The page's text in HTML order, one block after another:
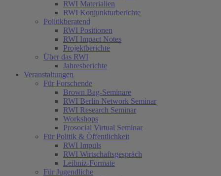
RWI Materialien
RWI Konjunkturberichte
Politikberatend
RWI Positionen
RWI Impact Notes
Projektberichte
Über das RWI
Jahresberichte
Veranstaltungen
Für Forschende
Brown Bag-Seminare
RWI Berlin Network Seminar
RWI Research Seminar
Workshops
Prosocial Virtual Seminar
Für Politik & Öffentlichkeit
RWI Impuls
RWI Wirtschaftsgespräch
Leibniz-Formate
Für Jugendliche